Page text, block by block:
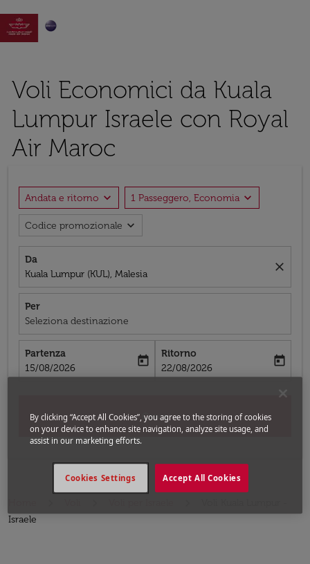

Voli Economici da Kuala
Lumpur Israele con Royal
Air Maroc
Andata e ritorno expand_more 1 Passeggero, Economia expand_more
Codice promozionale expand_more
Da
Kuala Lumpur (KUL), Malesia
close
Per
Seleziona destinazione
Partenza
fc-booking-departure-date-aria-label
15/08/2026
today
Ritorno
fc-booking-return-date-aria-label
22/08/2026
today
Cerca
Israele
By clicking “Accept All Cookies”, you agree to the storing of cookies
on your device to enhance site navigation, analyze site usage, and
assist in our marketing efforts.
Accept All Cookies
Cookies Settings